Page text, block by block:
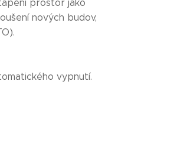
prostor jako
nových budov,
vypnutí.